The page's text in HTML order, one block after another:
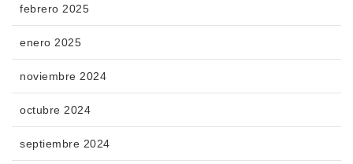
febrero 2025
enero 2025
noviembre 2024
octubre 2024
septiembre 2024